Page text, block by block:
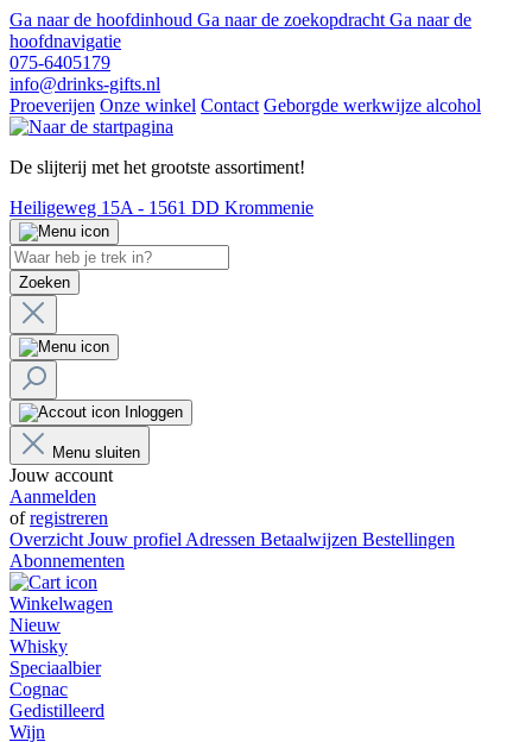
Ga naar de hoofdinhoud Ga naar de zoekopdracht Ga naar de
hoofdnavigatie
075-6405179
info@drinks-gifts.nl
Proeverijen Onze winkel Contact Geborgde werkwijze alcohol
De slijterij met het grootste assortiment!
Heiligeweg 15A - 1561 DD Krommenie
Zoeken
Inloggen
Menu sluiten
Jouw account
Aanmelden
ofregistreren
Overzicht Jouw profiel Adressen Betaalwijzen Bestellingen
Abonnementen
Winkelwagen
Nieuw
Whisky
Speciaalbier
Cognac
Gedistilleerd
Wijn